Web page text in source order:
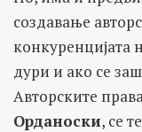
создавање
конкуренцијата
дури и ако се
Авторските
Орданоски, се